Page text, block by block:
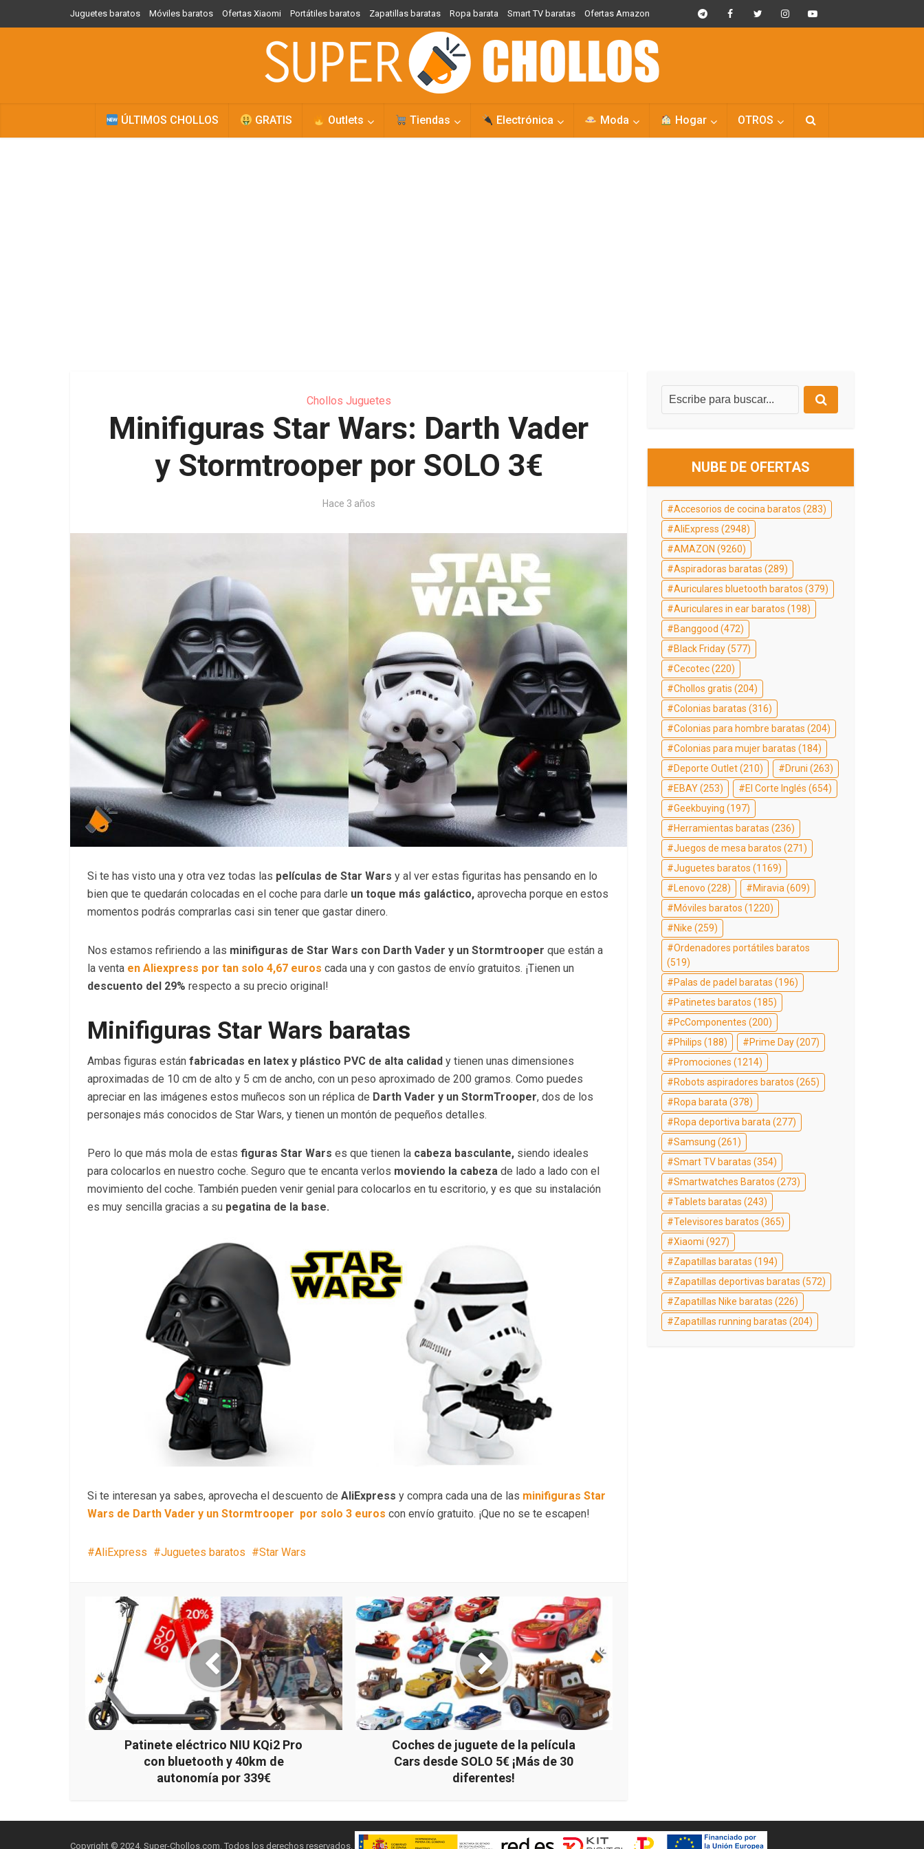
Juguetes baratos Móviles baratos Ofertas Xiaomi Portátiles baratos Zapatillas baratas Ropa barata Smart TV baratas Ofertas Amazon
ÚLTIMOS CHOLLOS GRATIS Outlets Tiendas Electrónica Moda Hogar OTROS
Chollos Juguetes
Minifiguras Star Wars: Darth Vader
y Stormtrooper por SOLO 3€
Hace 3 años
Si te has visto una y otra vez todas las películas de Star Wars y al ver estas figuritas has pensando en lo
bien que te quedarán colocadas en el coche para darle un toque más galáctico, aprovecha porque en estos
momentos podrás comprarlas casi sin tener que gastar dinero.
Nos estamos refiriendo a las minifiguras de Star Wars con Darth Vader y un Stormtrooper que están a
la venta en Aliexpress por tan solo 4,67 euros cada una y con gastos de envío gratuitos. ¡Tienen un
descuento del 29% respecto a su precio original!
Minifiguras Star Wars baratas
Ambas figuras están fabricadas en latex y plástico PVC de alta calidad y tienen unas dimensiones
aproximadas de 10 cm de alto y 5 cm de ancho, con un peso aproximado de 200 gramos. Como puedes
apreciar en las imágenes estos muñecos son un réplica de Darth Vader y un StormTrooper, dos de los
personajes más conocidos de Star Wars, y tienen un montón de pequeños detalles.
Pero lo que más mola de estas figuras Star Wars es que tienen la cabeza basculante, siendo ideales
para colocarlos en nuestro coche. Seguro que te encanta verlos moviendo la cabeza de lado a lado con el
movimiento del coche. También pueden venir genial para colocarlos en tu escritorio, y es que su instalación
es muy sencilla gracias a su pegatina de la base.
Si te interesan ya sabes, aprovecha el descuento de AliExpress y compra cada una de las minifiguras Star
Wars de Darth Vader y un Stormtrooper por solo 3 euros con envío gratuito. ¡Que no se te escapen!
AliExpress Juguetes baratos Star Wars
Patinete eléctrico NIU KQi2 Pro
con bluetooth y 40km de
autonomía por 339€
Coches de juguete de la película
Cars desde SOLO 5€ ¡Más de 30
diferentes!
NUBE DE OFERTAS
Accesorios de cocina baratos (283)
AliExpress (2948)
AMAZON (9260)
Aspiradoras baratas (289)
Auriculares bluetooth baratos (379)
Auriculares in ear baratos (198)
Banggood (472)
Black Friday(577)
Cecotec(220)
Chollos gratis (204)
Colonias baratas (316)
Colonias para hombre baratas (204)
Colonias para mujer baratas (184)
Deporte Outlet(210) Druni (263)
EBAY(253) El Corte Inglés (654)
Geekbuying (197)
Herramientas baratas (236)
Juegos de mesa baratos (271)
Juguetes baratos (1169)
Lenovo (228) Miravia (609)
Móviles baratos (1220)
Nike (259)
Ordenadores portátiles baratos
(519)
Palas de padel baratas (196)
Patinetes baratos (185)
PcComponentes (200)
Philips (188) Prime Day(207)
Promociones (1214)
Robots aspiradores baratos (265)
Ropa barata (378)
Ropa deportiva barata (277)
Samsung (261)
Smart TV baratas (354)
Smartwatches Baratos (273)
Tablets baratas (243)
Televisores baratos (365)
Xiaomi (927)
Zapatillas baratas (194)
Zapatillas deportivas baratas (572)
Zapatillas Nike baratas (226)
Zapatillas running baratas (204)
Copyright © 2024. Super-Chollos.com. Todos los derechos reservados.